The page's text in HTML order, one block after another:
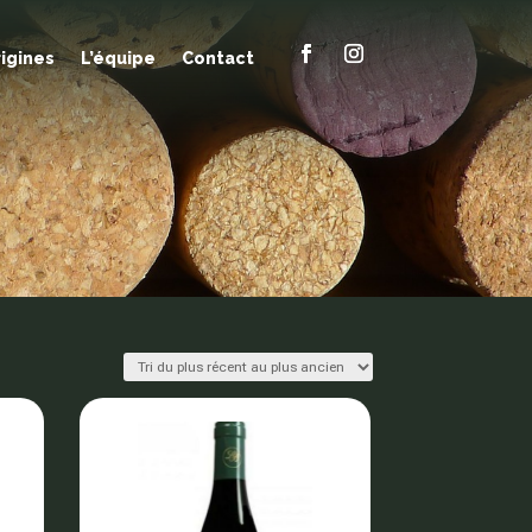
L’équipe Contact